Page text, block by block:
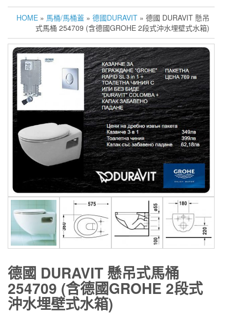
HOME » 馬桶/馬桶蓋 » 德國DURAVIT » 德國 DURAVIT 懸吊
式馬桶 254709 (含德國GROHE 2段式沖水埋壁式水箱)
德國 DURAVIT 懸吊式馬桶
254709 (含德國GROHE 2段式
沖水埋壁式水箱)